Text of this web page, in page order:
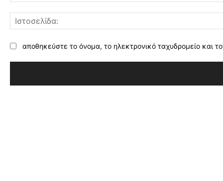
αποθηκεύστε το όνομα, το ηλεκτρονικό ταχυδρομείο και